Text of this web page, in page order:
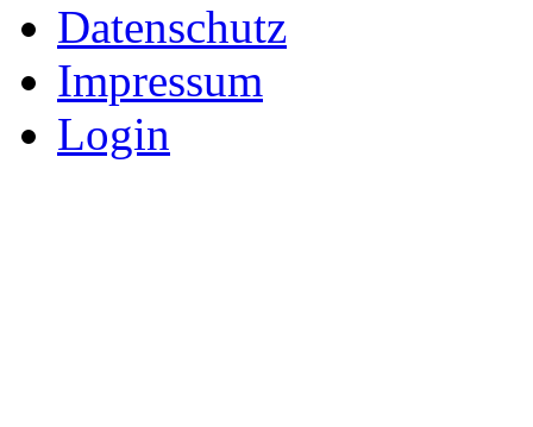
Datenschutz
Impressum
Login